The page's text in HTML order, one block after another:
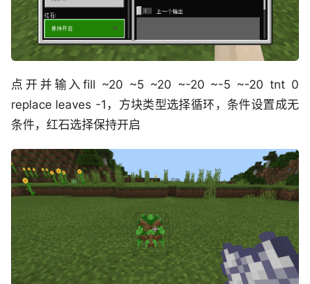
点开并输入fill ~20 ~5 ~20 ~-20 ~-5 ~-20 tnt 0
replace leaves -1，方块类型选择循环，条件设置成无
条件，红石选择保持开启